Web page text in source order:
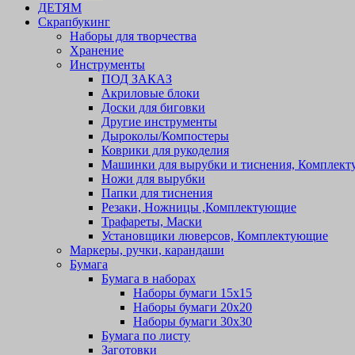
ДЕТЯМ
Скрапбукинг
Наборы для творчества
Хранение
Инструменты
ПОД ЗАКАЗ
Акриловые блоки
Доски для биговки
Другие инструменты
Дыроколы/Компостеры
Коврики для рукоделия
Машинки для вырубки и тиснения,
Ножи для вырубки
Папки для тиснения
Резаки, Ножницы ,Комплектующие
Трафареты, Маски
Установщики люверсов, Комплектующие
Маркеры, ручки, карандаши
Бумага
Бумага в наборах
Наборы бумаги 15х15
Наборы бумаги 20х20
Наборы бумаги 30х30
Бумага по листу
Заготовки